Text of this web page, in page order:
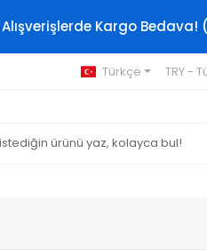
Kargo Bedava!
Türkçe TRY -